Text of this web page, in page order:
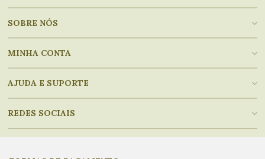
SOBRE NÓS
MINHA CONTA
AJUDA E SUPORTE
REDES SOCIAIS